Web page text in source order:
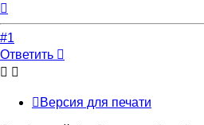
началу
#1
Ответить
Версия для печати